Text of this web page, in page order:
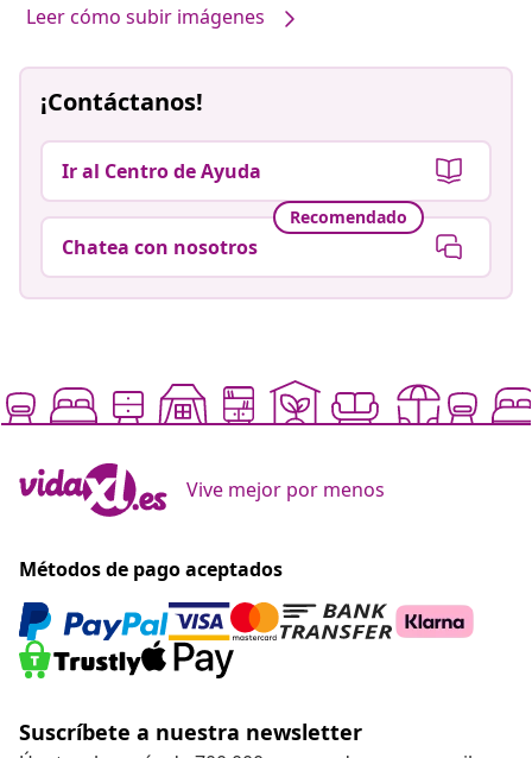
Leer cómo subir imágenes
¡Contáctanos!
Ir al Centro de Ayuda
Recomendado
Chatea con nosotros
Vive mejor por menos
Métodos de pago aceptados
Suscríbete a nuestra newsletter